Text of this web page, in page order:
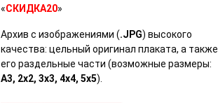
«СКИДКА20»
Архив с изображениями (.JPG) высокого
качества: цельный оригинал плаката, а также
его раздельные части (возможные размеры:
А3, 2х2, 3х3, 4х4, 5х5).